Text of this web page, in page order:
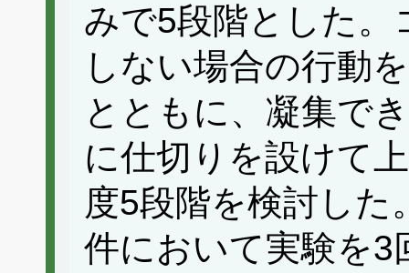
みで5段階とした。
しない場合の行動
とともに、凝集で
に仕切りを設けて
度5段階を検討し
件において実験を3